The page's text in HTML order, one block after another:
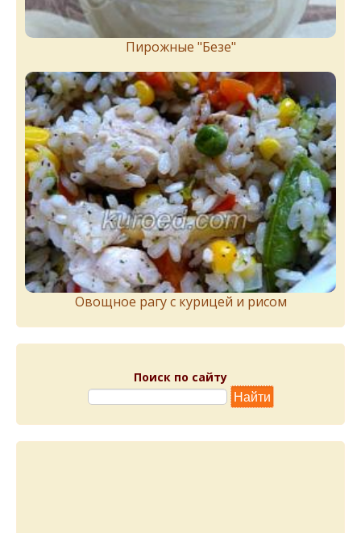
Пирожныe "Бeзe"
Овощное рагу с курицей и рисом
Поиск по сайту